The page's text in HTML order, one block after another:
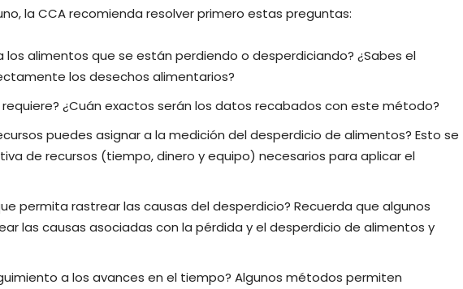
la CCA recomienda resolver primero estas preguntas:
los alimentos que se están perdiendo o desperdiciando? ¿Sabes el
los desechos alimentarios?
¿Cuán exactos serán los datos recabados con este método?
puedes asignar a la medición del desperdicio de alimentos? Esto se
de recursos (tiempo, dinero y equipo) necesarios para aplicar el
permita rastrear las causas del desperdicio? Recuerda que algunos
las causas asociadas con la pérdida y el desperdicio de alimentos y
a los avances en el tiempo? Algunos métodos permiten